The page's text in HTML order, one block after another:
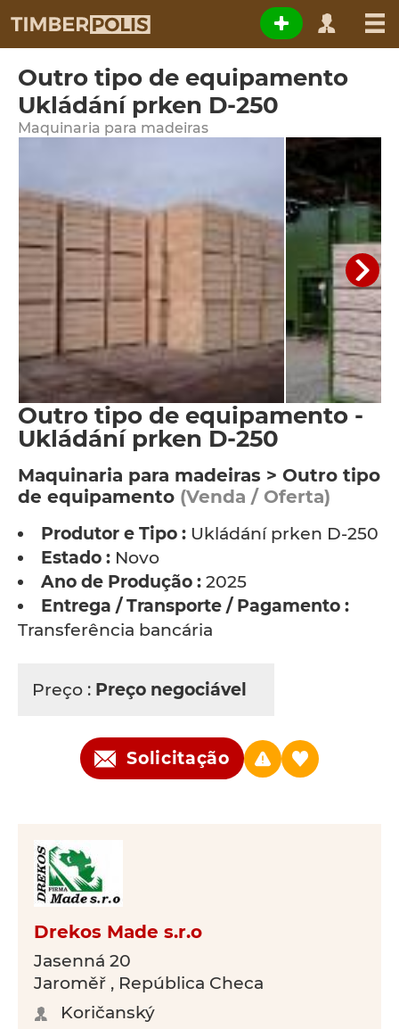
Outro tipo de equipamento
Ukládání prken D-250
Maquinaria para madeiras
Outro tipo de equipamento -
Ukládání prken D-250
Maquinaria para madeiras > Outro tipo
de equipamento (Venda / Oferta)
Produtor e Tipo : Ukládání prken D-250
Estado : Novo
Ano de Produção : 2025
Entrega / Transporte / Pagamento :
Transferência bancária
Preço : Preço negociável
Solicitação
Drekos Made s.r.o
Jasenná 20
Jaroměř , República Checa
Koričanský